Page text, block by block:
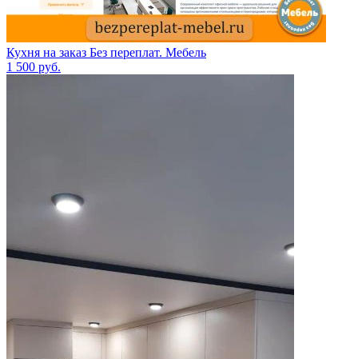
Кухня на заказ Без переплат. Мебель
1 500 руб.